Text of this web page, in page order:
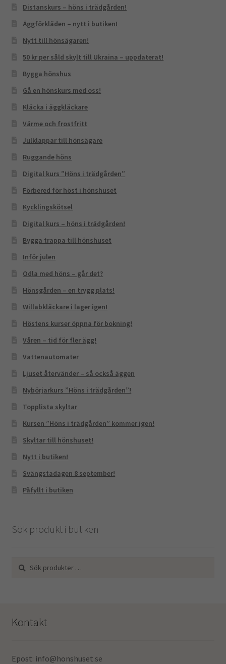
Distanskurs – höns i trädgården!
Äggförkläden – nytt i butiken!
Nytt till hönsägaren!
50 kr per såld skylt till Ukraina – uppdaterat!
Bygga hönshus
Gå en hönskurs med oss!
Kläcka i äggkläckare
Värme och frostfritt
Julklappar till hönsägare
Ruggande höns
Digital kurs ”Höns i trädgården”
Förbered för höst i hönshuset
Kycklingskötsel
Digital kurs – höns i trädgården!
Bygga trappa till hönshuset
Inför julen
Odla med höns – går det?
Hönsgården – en trygg plats!
Willabkläckare i lager igen!
Höstens kurser öppna för bokning!
Våren – tid för fler ägg!
Vattenautomater
Ljuset återvänder – så också äggen
Nybörjarkurs ”Höns i trädgården”!
Topplista skyltar
Kursen ”Höns i trädgården” kommer igen!
Skyltar till hönshuset!
Nytt i butiken!
Svängstadagen 8 september!
Påfyllt i butiken
Sök produkt i butiken
Sök
efter:
Sök
Kontakt
Epost: info@honshuset.se